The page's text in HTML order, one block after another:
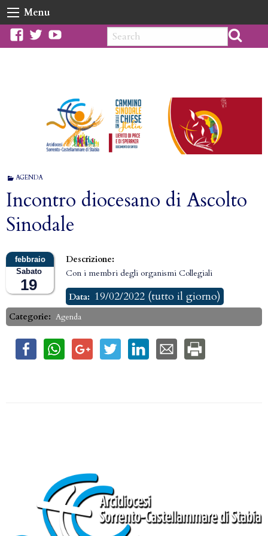
Skip
to
content
Menu
facebook
twitteryoutube
AGENDA
Incontro diocesano di Ascolto
Sinodale
Sabato
19
Descrizione:
Con i membri degli organismi Collegiali
Data: 19/02/2022 (tutto il giorno)
Categorie: Agenda